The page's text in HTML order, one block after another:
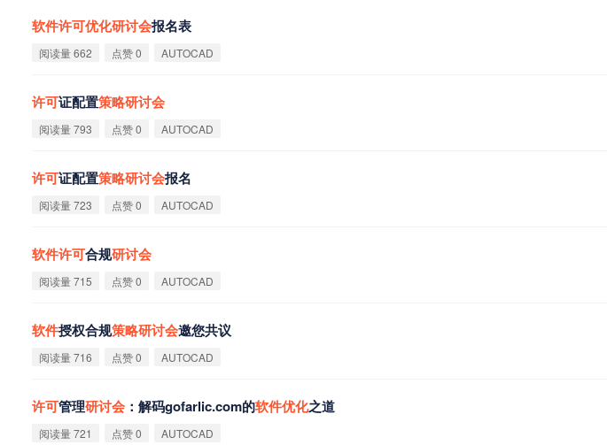
软件许可优化研讨会报名表
阅读量 662 点赞 0 AUTOCAD
许可证配置策略研讨会
阅读量 793 点赞 0 AUTOCAD
许可证配置策略研讨会报名
阅读量 723 点赞 0 AUTOCAD
软件许可合规研讨会
阅读量 715 点赞 0 AUTOCAD
软件授权合规策略研讨会邀您共议
阅读量 716 点赞 0 AUTOCAD
许可管理研讨会 ：解码gofarlic.com的软件优化之道
阅读量 721 点赞 0 AUTOCAD